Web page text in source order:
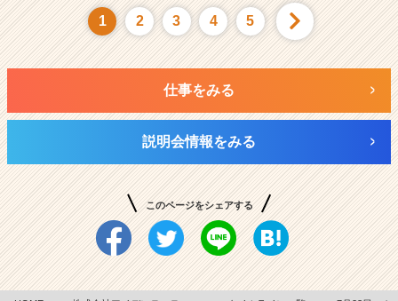
1 2 3 4 5
仕事をみる
説明会情報をみる
このページをシェアする